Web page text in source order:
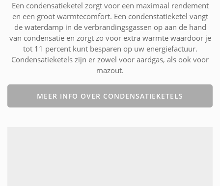
Een condensatieketel zorgt voor een maximaal rendement
en een groot warmtecomfort. Een condenstatieketel vangt
de waterdamp in de verbrandingsgassen op aan de hand
van condensatie en zorgt zo voor extra warmte waardoor je
tot 11 percent kunt besparen op uw energiefactuur.
Condensatieketels zijn er zowel voor aardgas, als ook voor
mazout.
MEER INFO OVER CONDENSATIEKETELS